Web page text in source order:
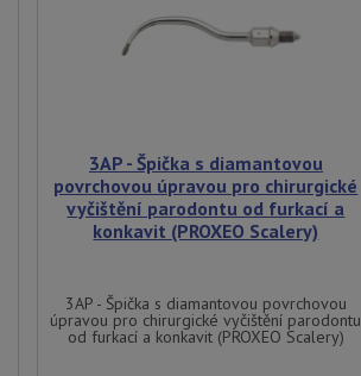
3AP - Špička s diamantovou
povrchovou úpravou pro chirurgické
vyčištění parodontu od furkací a
konkavit (PROXEO Scalery)
3AP - Špička s diamantovou povrchovou
úpravou pro chirurgické vyčištění parodontu
od furkací a konkavit (PROXEO Scalery)